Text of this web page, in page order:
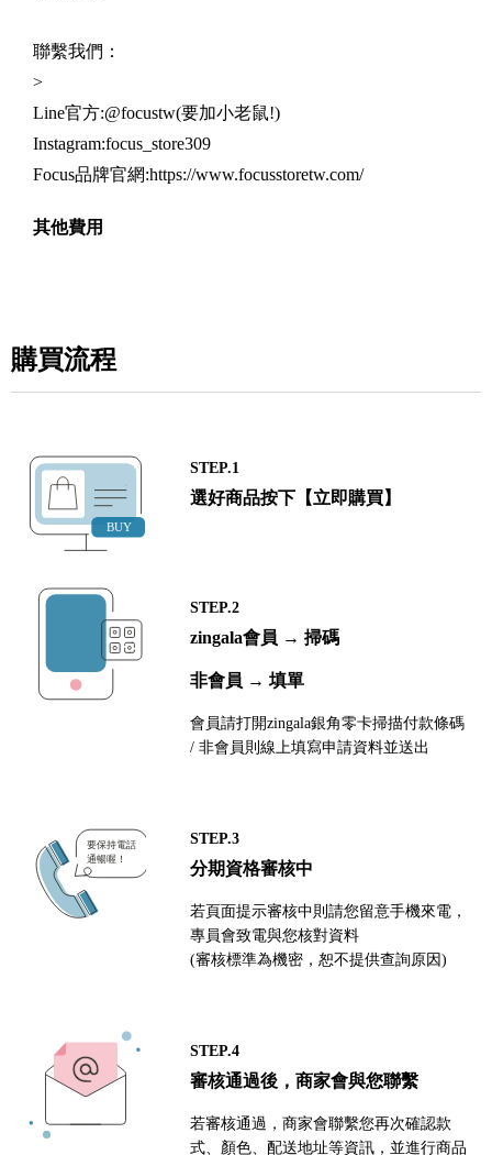
聯繫我們：
>
Line官方:@focustw(要加小老鼠!)
Instagram:focus_store309
Focus品牌官網:https://www.focusstoretw.com/
其他費用
購買流程
STEP.1
選好商品按下【立即購買】
STEP.2
zingala會員 → 掃碼
非會員 → 填單
會員請打開zingala銀角零卡掃描付款條碼
/ 非會員則線上填寫申請資料並送出
STEP.3
分期資格審核中
若頁面提示審核中則請您留意手機來電，
專員會致電與您核對資料
(審核標準為機密，恕不提供查詢原因)
STEP.4
審核通過後，商家會與您聯繫
若審核通過，商家會聯繫您再次確認款
式、顏色、配送地址等資訊，並進行商品